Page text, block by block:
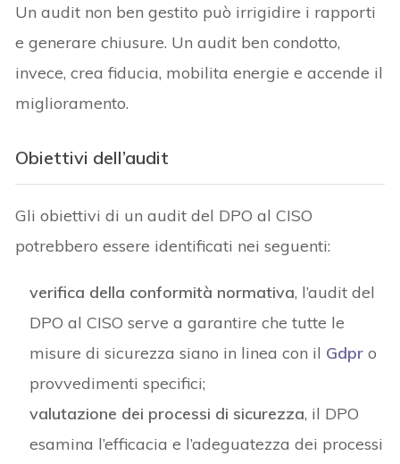
Un audit non ben gestito può irrigidire i rapporti
e generare chiusure. Un audit ben condotto,
invece, crea fiducia, mobilita energie e accende il
miglioramento.
Obiettivi dell’audit
Gli obiettivi di un audit del DPO al CISO
potrebbero essere identificati nei seguenti:
verifica della conformità normativa, l’audit del
DPO al CISO serve a garantire che tutte le
misure di sicurezza siano in linea con il Gdpr o
provvedimenti specifici;
valutazione dei processi di sicurezza, il DPO
esamina l’efficacia e l’adeguatezza dei processi